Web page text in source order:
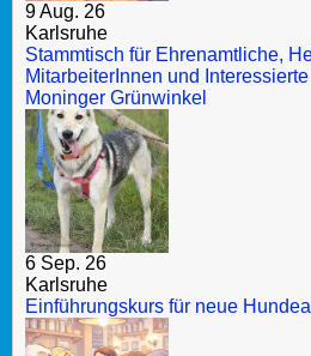
9 Aug. 26
Karlsruhe
Stammtisch für Ehrenamtliche,
MitarbeiterInnen und
Moninger Grünwinkel
6 Sep. 26
Karlsruhe
Einführungskurs für neue